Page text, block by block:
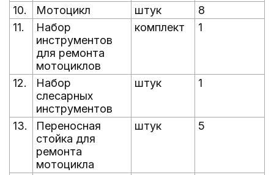
10. Мотоцикл штук
8
11.
Набор
инструментов
для ремонта
мотоциклов
комплект 1
12.
Набор
слесарных
инструментов
штук 1
13.
Переносная
стойка для
ремонта
мотоцикла
штук 5